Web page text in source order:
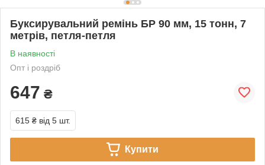
Буксирувальний ремінь БР 90 мм, 15 тонн, 7
метрів, петля-петля
В наявності
Опт і роздріб
647 ₴
615 ₴ від 5 шт.
Купити